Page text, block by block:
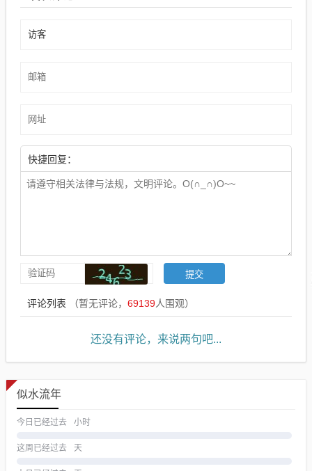
快捷回复：
评论列表 （暂无评论， 69139人围观）
还没有评论，来说两句吧...
似水流年
今日已经过去 小时
这周已经过去 天